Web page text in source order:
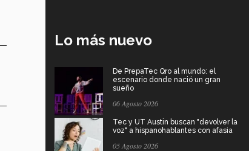
Lo más nuevo
De PrepaTec Qro al mundo: el
escenario donde nació un gran
sueño
06 Agosto 2026
Tec y UT Austin buscan "devolver la
voz" a hispanohablantes con afasia
05 Agosto 2026